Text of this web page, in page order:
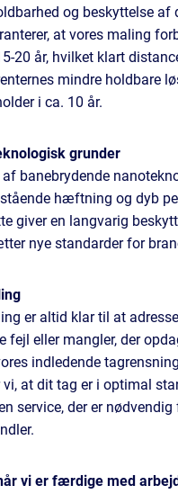
og beskyttelse af
at vores maling
20 år, hvilket klart
mindre holdbare
i ca. 10 år.
grunder
banebrydende
hæftning og dyb
giver en langvarig
nye standarder for
er altid klar til at
fejl eller mangler, der
indledende
vi, at dit tag er i optimal
service, der er nødvendig
vi er færdige med